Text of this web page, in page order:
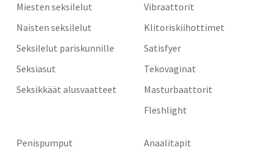
Miesten seksilelut
Naisten seksilelut
Seksilelut pariskunnille
Seksiasut
Seksikkäät alusvaatteet
Vibraattorit
Klitoriskiihottimet
Satisfyer
Tekovaginat
Masturbaattorit
Fleshlight
Penispumput
Anaalitapit